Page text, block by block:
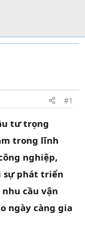
#1
tư trọng
trong lĩnh
nghiệp,
sự phát triển
cầu vận
ngày càng gia